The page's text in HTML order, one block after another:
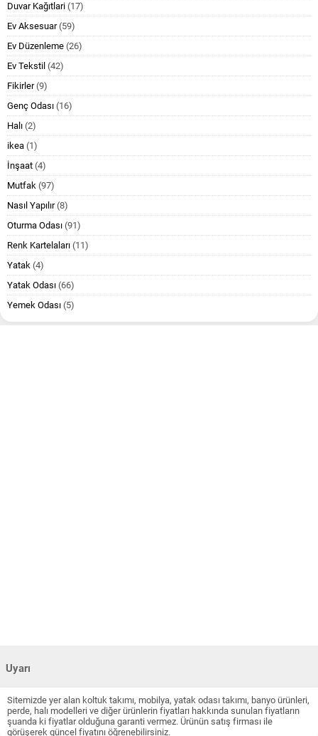
Duvar Kağıtlari (17)
Ev Aksesuar(59)
Ev Düzenleme (26)
Ev Tekstil (42)
Fikirler(9)
Genç Odası (16)
Halı (2)
ikea (1)
İnşaat (4)
Mutfak (97)
Nasıl Yapılır(8)
Oturma Odası (91)
Renk Kartelaları (11)
Yatak (4)
Yatak Odası (66)
Yemek Odası (5)
Uyarı
Sitemizde yer alan koltuk takımı, mobilya, yatak odası takımı, banyo ürünleri,
perde, halı modelleri ve diğer ürünlerin fiyatları hakkında sunulan fiyatların
şuanda ki fiyatlar olduğuna garanti vermez. Ürünün satış firması ile
görüşerek güncel fiyatını öğrenebilirsiniz.